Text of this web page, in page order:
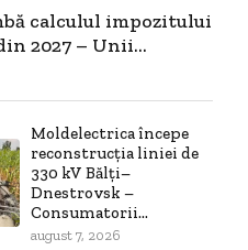
calculul impozitului
2027 – Unii...
Moldelectrica începe
reconstrucția liniei de
330 kV Bălți–
Dnestrovsk –
Consumatorii...
august 7, 2026